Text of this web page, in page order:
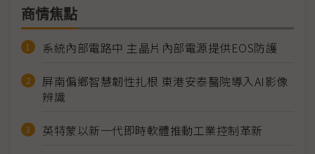
商情焦點
系統內部電路中 主晶片內部電源提供EOS防護
屏南偏鄉智慧韌性扎根 東港安泰醫院導入AI影像
辨識
英特蒙以新一代即時軟體推動工業控制革新